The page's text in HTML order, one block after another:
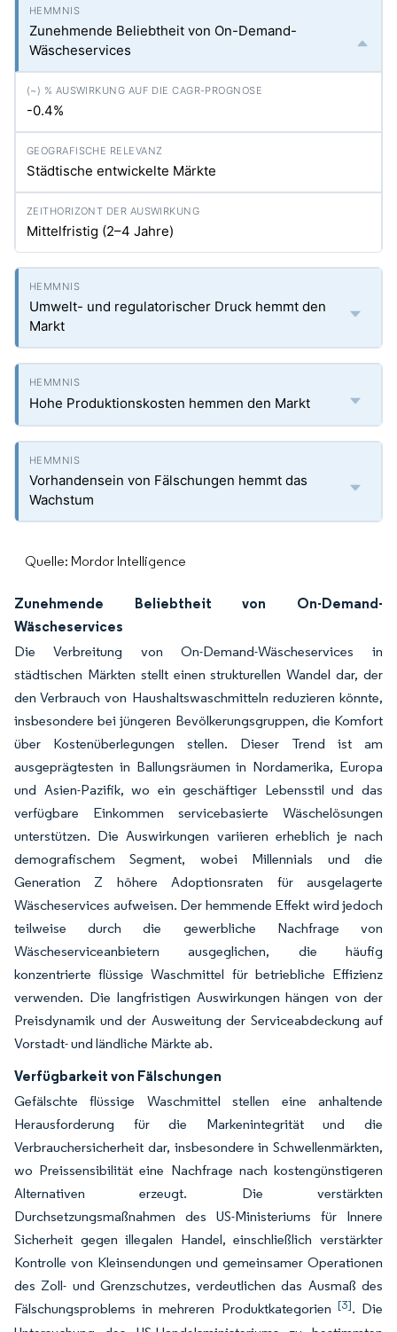
Zunehmende Beliebtheit von On-Demand-
Wäscheservices
-0.4%
Städtische entwickelte Märkte
Mittelfristig (2–4 Jahre)
Umwelt- und regulatorischer Druck hemmt den
Markt
Hohe Produktionskosten hemmen den Markt
Vorhandensein von Fälschungen hemmt das
Wachstum
Quelle: Mordor Intelligence
Zunehmende Beliebtheit von On-Demand-
Wäscheservices
Die Verbreitung von On-Demand-Wäscheservices in
städtischen Märkten stellt einen strukturellen Wandel dar, der
den Verbrauch von Haushaltswaschmitteln reduzieren könnte,
insbesondere bei jüngeren Bevölkerungsgruppen, die Komfort
über Kostenüberlegungen stellen. Dieser Trend ist am
ausgeprägtesten in Ballungsräumen in Nordamerika, Europa
und Asien-Pazifik, wo ein geschäftiger Lebensstil und das
verfügbare Einkommen servicebasierte Wäschelösungen
unterstützen. Die Auswirkungen variieren erheblich je nach
demografischem Segment, wobei Millennials und die
Generation Z höhere Adoptionsraten für ausgelagerte
Wäscheservices aufweisen. Der hemmende Effekt wird jedoch
teilweise durch die gewerbliche Nachfrage von
Wäscheserviceanbietern ausgeglichen, die häufig
konzentrierte flüssige Waschmittel für betriebliche Effizienz
verwenden. Die langfristigen Auswirkungen hängen von der
Preisdynamik und der Ausweitung der Serviceabdeckung auf
Vorstadt- und ländliche Märkte ab.
Verfügbarkeit von Fälschungen
Gefälschte flüssige Waschmittel stellen eine anhaltende
Herausforderung für die Markenintegrität und die
Verbrauchersicherheit dar, insbesondere in Schwellenmärkten,
wo Preissensibilität eine Nachfrage nach kostengünstigeren
Alternativen erzeugt. Die verstärkten
Durchsetzungsmaßnahmen des US-Ministeriums für Innere
Sicherheit gegen illegalen Handel, einschließlich verstärkter
Kontrolle von Kleinsendungen und gemeinsamer Operationen
des Zoll- und Grenzschutzes, verdeutlichen das Ausmaß des
Fälschungsproblems in mehreren Produktkategorien [3]. Die